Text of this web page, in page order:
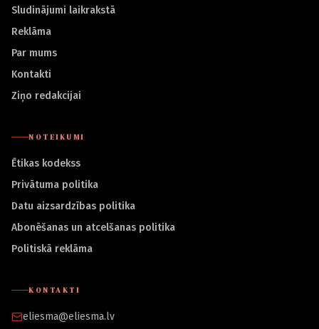
Sludinājumi laikrakstā
Reklāma
Par mums
Kontakti
Ziņo redakcijai
NOTEIKUMI
Ētikas kodekss
Privātuma politika
Datu aizsardzības politika
Abonēšanas un atcelšanas politika
Politiskā reklāma
KONTAKTI
eliesma@eliesma.lv